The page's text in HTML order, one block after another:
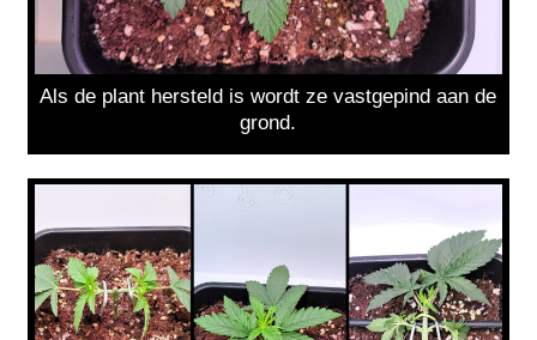
Als de plant hersteld is wordt ze vastgepind aan de
grond.